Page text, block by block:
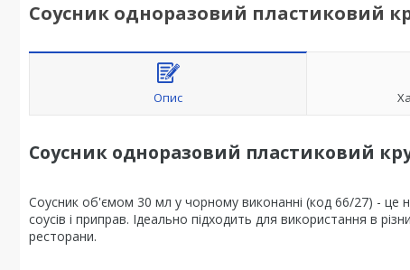
Соусник одноразовий пластиковий
Опис
Соусник одноразовий пластиковий
Соусник об'ємом 30 мл у чорному виконанні (код 66/27) - це
соусів і приправ. Ідеально підходить для використання в
ресторани.